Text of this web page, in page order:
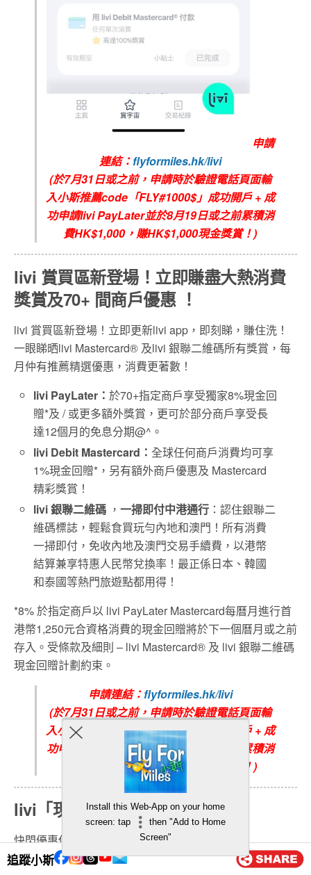
追蹤小斯
申請
連結：flyformiles.hk/livi
(於7月31日或之前，申請時於驗證電話頁面輸
入小斯推薦code「FLY#1000$」成功開戶+成
功申請livi PayLater並於8月19日或之前累積消
費HK$1,000，賺HK$1,000現金獎賞！)
livi 賞買區新登場！立即賺盡大熱消費
獎賞及70+ 間商戶優惠 ！
livi 賞買區新登場！立即更新livi app，即刻睇，賺住洗！
一眼睇晒livi Mastercard® 及livi 銀聯二維碼所有獎賞，每
月仲有推薦精選優惠，消費更著數！
livi PayLater ：於70+指定商戶享受獨家8%現金回
贈*及 / 或更多額外獎賞，更可於部分商戶享受長
達12個月的免息分期@^。
livi Debit Mastercard：全球任何商戶消費均可享
1%現金回贈*，另有額外商戶優惠及 Mastercard
精彩獎賞！
livi 銀聯二維碼 ，一掃即付中港通行 ：認住銀聯二
維碼標誌，輕鬆食買玩勻內地和澳門！所有消費
一掃即付，免收內地及澳門交易手續費，以港幣
結算兼享特惠人民幣兌換率！最正係日本、韓國
和泰國等熱門旅遊點都用得！
*8% 於指定商戶以 livi PayLater Mastercard每曆月進行首
港幣1,250元合資格消費的現金回贈將於下一個曆月或之前
存入。受條款及細則 – livi Mastercard® 及 livi 銀聯二維碼
現金回贈計劃約束。
申請連結：flyformiles.hk/livi
(於7月31日或之前，申請時於驗證電話頁面輸
入小斯推薦
code「FLY#1000$ 」成功開戶+成
功申請
livi PayLater並於8月19日
或之前累積消
HK$1,000，賺HK$1,000 現金獎賞！)
livi「現在遊」保障計劃
快閃優惠保費低至港幣9元(每人每日)** ！
livi 全新「現在遊」保障計劃保障範圍包括新冠肺炎、高危
Install this Web-App on your home
screen: tap
then "Add to Home
Screen"